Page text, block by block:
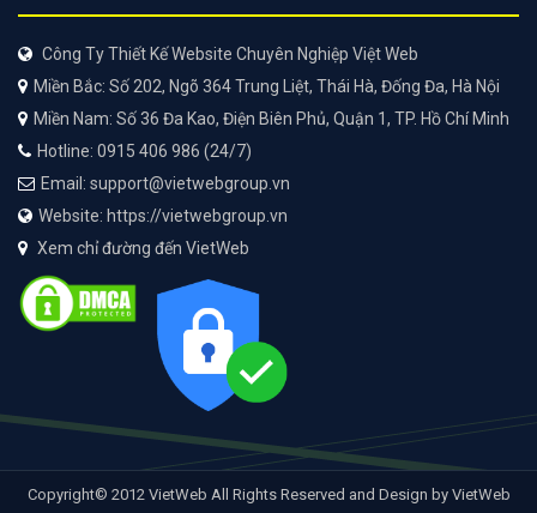
Công Ty Thiết Kế Website Chuyên Nghiệp Việt Web
Miền Bắc: Số 202, Ngõ 364 Trung Liệt, Thái Hà, Đống Đa, Hà Nội
Miền Nam: Số 36 Đa Kao, Điện Biên Phủ, Quận 1, TP. Hồ Chí Minh
Hotline: 0915 406 986 (24/7)
Email: support@vietwebgroup.vn
Website: https://vietwebgroup.vn
Xem chỉ đường đến VietWeb
Copyright© 2012 VietWeb All Rights Reserved and Design by VietWeb